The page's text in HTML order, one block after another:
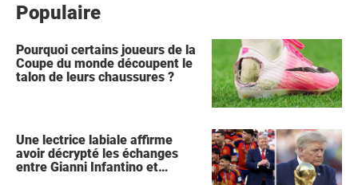
Populaire
Pourquoi certains joueurs de la
Coupe du monde découpent le
talon de leurs chaussures ?
Une lectrice labiale affirme
avoir décrypté les échanges
entre Gianni Infantino et